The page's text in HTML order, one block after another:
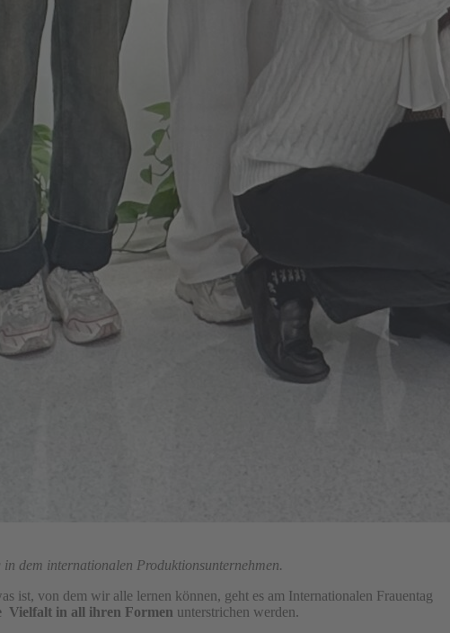
dem internationalen Produktionsunternehmen.
ist, von dem wir alle lernen können, geht es am Internationalen Frauentag
Vielfalt in all ihren Formen unterstrichen werden.